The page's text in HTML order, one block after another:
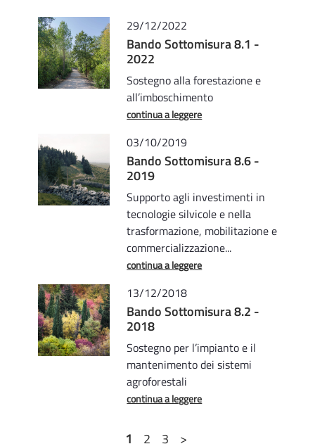
29/12/2022
Bando Sottomisura 8.1 -
2022
Sostegno alla forestazione e
all’imboschimento
continua a leggere
03/10/2019
Bando Sottomisura 8.6 -
2019
Supporto agli investimenti in
tecnologie silvicole e nella
trasformazione, mobilitazione e
commercializzazione...
continua a leggere
13/12/2018
Bando Sottomisura 8.2 -
2018
Sostegno per l’impianto e il
mantenimento dei sistemi
agroforestali
continua a leggere
1 2 3 >